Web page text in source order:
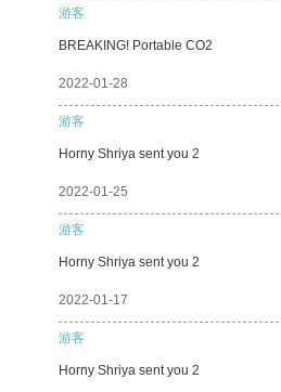
游客
BREAKING! Portable CO2
2022-01-28
游客
Horny Shriya sent you 2
2022-01-25
游客
Horny Shriya sent you 2
2022-01-17
游客
Horny Shriya sent you 2